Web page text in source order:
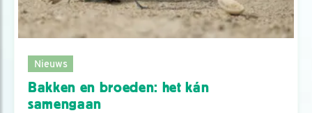
Nieuws
Bakken en broeden: het kán
samengaan